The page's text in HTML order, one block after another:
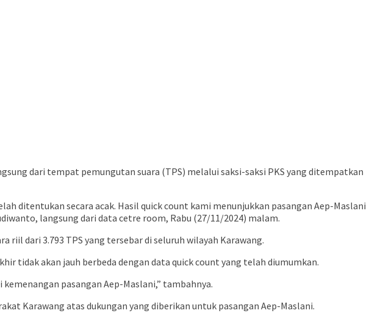
dari tempat pemungutan suara (TPS) melalui saksi-saksi PKS yang ditempatkan
ditentukan secara acak. Hasil quick count kami menunjukkan pasangan Aep-Maslani
langsung dari data cetre room, Rabu (27/11/2024) malam.
riil dari 3.793 TPS yang tersebar di seluruh wilayah Karawang.
tidak akan jauh berbeda dengan data quick count yang telah diumumkan.
pasangan Aep-Maslani,” tambahnya.
Karawang atas dukungan yang diberikan untuk pasangan Aep-Maslani.